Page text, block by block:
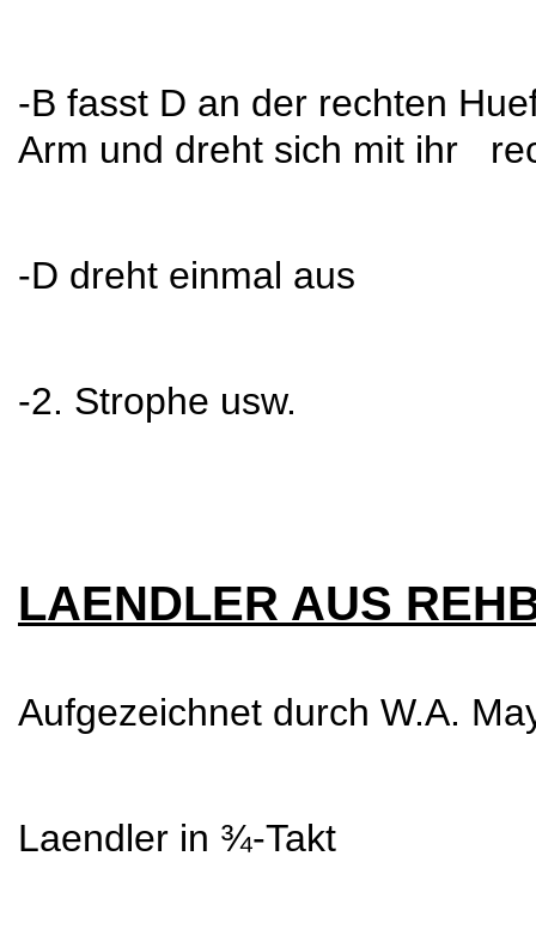
-B fasst D an der rechten
Arm und dreht sich mit ihr
-D dreht einmal aus
-2. Strophe usw.
LAENDLER AUS
Aufgezeichnet durch W.A.
Laendler in ¾-Takt